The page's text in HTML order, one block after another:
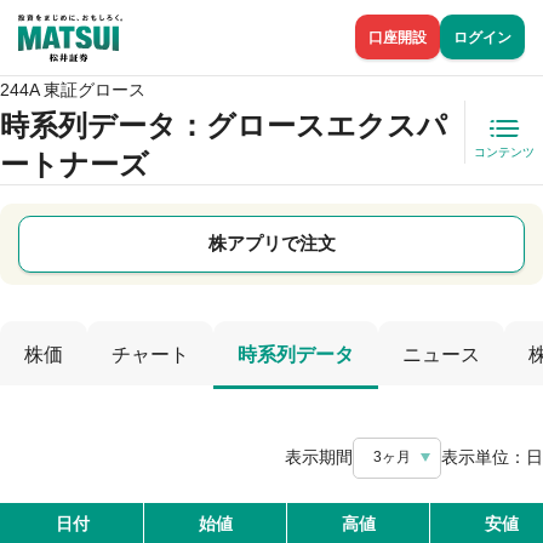
口座開設 ログイン
244A 東証グロース
時系列データ ：グロースエクスパ
ートナーズ
コンテンツ
株アプリで注文
株価 チャート 時系列データ ニュース
表示期間 3ヶ月 表示単位： 日
日付 始値 高値 安値